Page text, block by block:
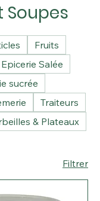
Soupes
Fruits
Epicerie Salée
sucrée
Traiteurs
& Plateaux
Filtrer